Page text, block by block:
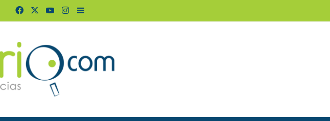
FacebookYouTubeInstagram
Barra lateral